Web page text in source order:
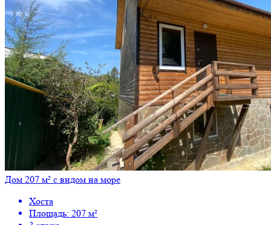
Дом 207 м² с видом на море
Хоста
Площадь: 207 м²